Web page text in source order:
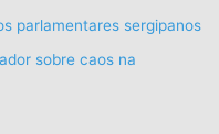
parlamentares sergipanos
sobre caos na